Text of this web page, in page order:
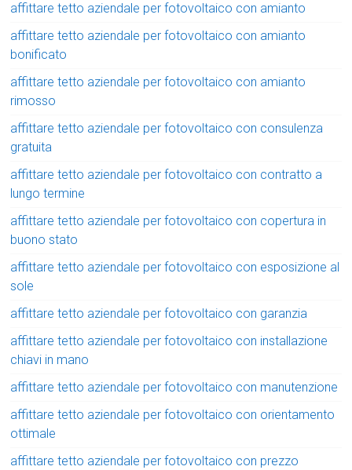
affittare tetto aziendale per fotovoltaico con amianto
affittare tetto aziendale per fotovoltaico con amianto
bonificato
affittare tetto aziendale per fotovoltaico con amianto
rimosso
affittare tetto aziendale per fotovoltaico con consulenza
gratuita
affittare tetto aziendale per fotovoltaico con contratto a
lungo termine
affittare tetto aziendale per fotovoltaico con copertura in
buono stato
affittare tetto aziendale per fotovoltaico con esposizione al
sole
affittare tetto aziendale per fotovoltaico con garanzia
affittare tetto aziendale per fotovoltaico con installazione
chiavi in mano
affittare tetto aziendale per fotovoltaico con manutenzione
affittare tetto aziendale per fotovoltaico con orientamento
ottimale
affittare tetto aziendale per fotovoltaico con prezzo